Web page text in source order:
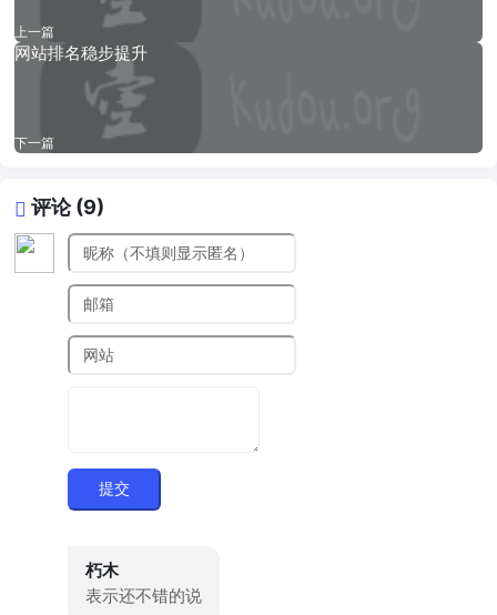
上一篇
网站排名稳步提升
下一篇
评论 (9)
提交
朽木
表示还不错的说